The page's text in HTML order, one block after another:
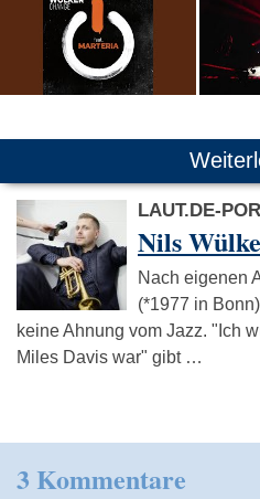
LAUT.DE-
Nils
Nach eigenen
(*1977 in
keine Ahnung vom Jazz. "Ich
Miles Davis war" gibt …
3 Kommentare